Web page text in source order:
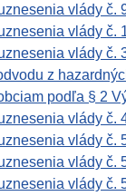
vlády č.
vlády č.
vlády č.
z
podľa § 2
vlády č.
vlády č.
vlády č.
vlády č.